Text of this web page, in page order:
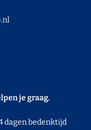
je graag.
dagen bedenktijd